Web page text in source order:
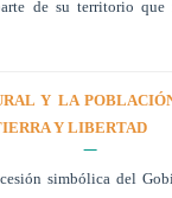
de su territorio
Y LA
Y LIBERTAD
simbólica del